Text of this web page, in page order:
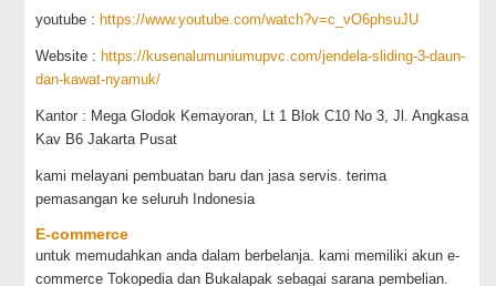
youtube : https://www.youtube.com/watch?v=c_vO6phsuJU
Website : https://kusenalumuniumupvc.com/jendela-sliding-3-daun-
dan-kawat-nyamuk/
Kantor : Mega Glodok Kemayoran, Lt 1 Blok C10 No 3, Jl. Angkasa
Kav B6 Jakarta Pusat
kami melayani pembuatan baru dan jasa servis. terima
pemasangan ke seluruh Indonesia
E-commerce
untuk memudahkan anda dalam berbelanja. kami memiliki akun e-
commerce Tokopedia dan Bukalapak sebagai sarana pembelian.